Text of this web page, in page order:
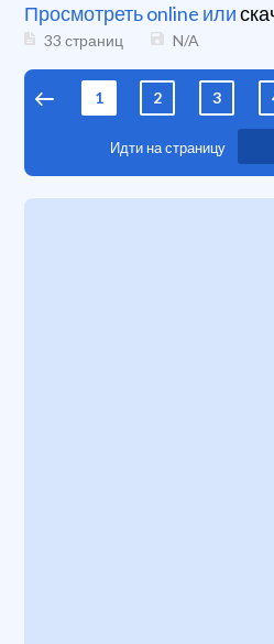
Просмотреть online или
33 страниц N/A
1 2 3
Идти на страницу